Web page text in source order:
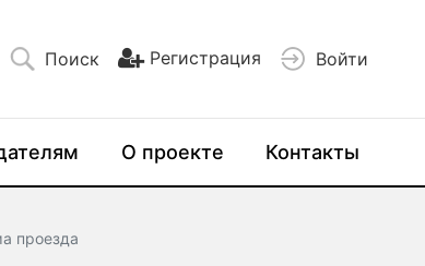
Поиск Регистрация Войти
О проекте Контакты
проезда